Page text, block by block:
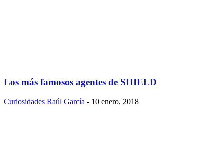
Los más famosos agentes de SHIELD
Curiosidades Raúl García - 10 enero, 2018